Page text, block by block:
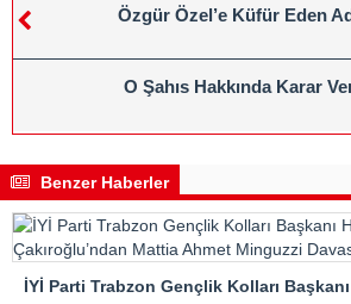
Özgür Özel’e Küfür Eden
O Şahıs Hakkında Karar
Benzer Haberler